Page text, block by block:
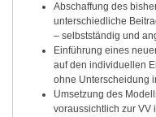
Abschaffung des
unterschiedliche
– selbstständig und
Einführung eines
auf den individuellen
ohne Unterscheidung
Umsetzung des
voraussichtlich zur VV